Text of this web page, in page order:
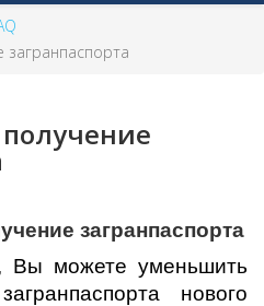
загранпаспорта
загранпаспорта
можете уменьшить
нового